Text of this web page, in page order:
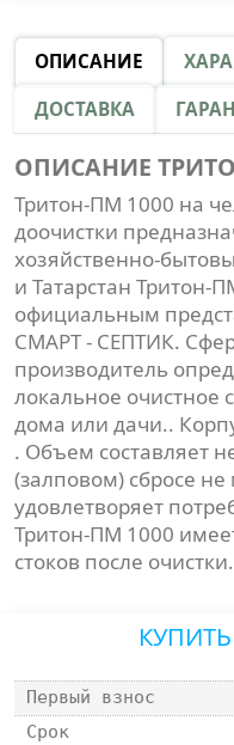
ОПИСАНИЕ
ДОСТАВКА
ОПИСАНИЕ
Тритон-ПМ 1000 на
доочистки
хозяйственно-
и Татарстан Тритон-
официальным
СМАРТ - СЕПТИК.
производитель
локальное очистное
дома или дачи..
. Объем составляет
(залповом) сбросе
удовлетворяет
Тритон-ПМ 1000
стоков после очистки.
Первый взнос
Срок